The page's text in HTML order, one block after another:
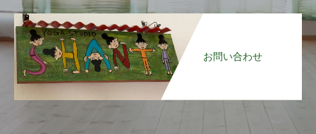
お問い合わせ